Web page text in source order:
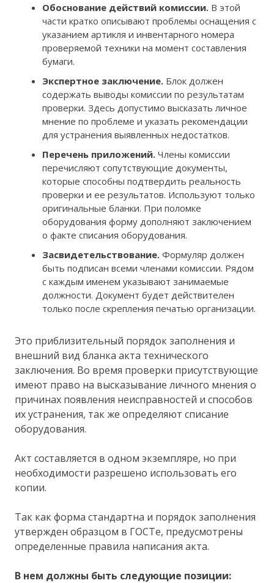
Обоснование действий комиссии. В этой
части кратко описывают проблемы оснащения с
указанием артикля и инвентарного номера
проверяемой техники на момент составления
бумаги.
Экспертное заключение. Блок должен
содержать выводы комиссии по результатам
проверки. Здесь допустимо высказать личное
мнение по проблеме и указать рекомендации
для устранения выявленных недостатков.
Перечень приложений. Члены комиссии
перечисляют сопутствующие документы,
которые способны подтвердить реальность
проверки и ее результатов. Используют только
оригинальные бланки. При поломке
оборудования форму дополняют заключением
о факте списания оборудования.
Засвидетельствование. Формуляр должен
быть подписан всеми членами комиссии. Рядом
с каждым именем указывают занимаемые
должности. Документ будет действителен
только после скрепления печатью организации.
Это приблизительный порядок заполнения и
внешний вид бланка акта технического
заключения. Во время проверки присутствующие
имеют право на высказывание личного мнения о
причинах появления неисправностей и способов
их устранения, так же определяют списание
оборудования.
Акт составляется в одном экземпляре, но при
необходимости разрешено использовать его
копии.
Так как форма стандартна и порядок заполнения
утвержден образцом в ГОСТе, предусмотрены
определенные правила написания акта.
В нем должны быть следующие позиции: